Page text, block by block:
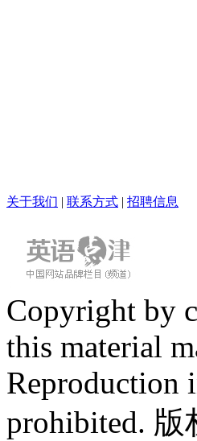
关于我们 | 联系方式 | 招聘信息
Copyright by
this material
Reproduction
prohibited.